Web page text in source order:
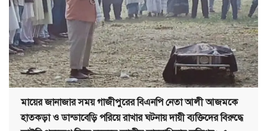
মায়ের জানাজার সময় গাজীপুরের বিএনপি নেতা আলী আজমকে
হাতকড়া ও ডান্ডাবেড়ি পরিয়ে রাখার ঘটনায় দায়ী ব্যক্তিদের বিরুদ্ধে